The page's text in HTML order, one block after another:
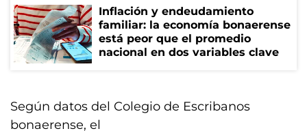
Inflación y endeudamiento
familiar: la economía bonaerense
está peor que el promedio
nacional en dos variables clave
Según datos del Colegio de Escribanos
bonaerense, el